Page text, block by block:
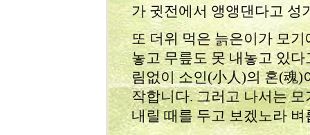
가 귓전에서 앵앵댄다고 성
또 더위 먹은 늙은이가 모
놓고 무릎도 못 내놓고 있
림없이 소인(小人)의 혼(魂)
작합니다. 그러고 나서는
내릴 때를 두고 보겠노라 벼